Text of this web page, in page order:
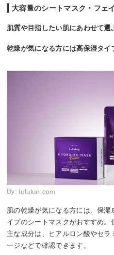
大容量のシートマスク・フェ
肌質や目指したい肌にあわせて選
乾燥が気になる方には高保湿タイ
By: lululun.com
肌の乾燥が気になる方には、保
イプのシートマスクがおすすめ
主な成分は、ヒアルロン酸やセ
ージなどで確認できます。